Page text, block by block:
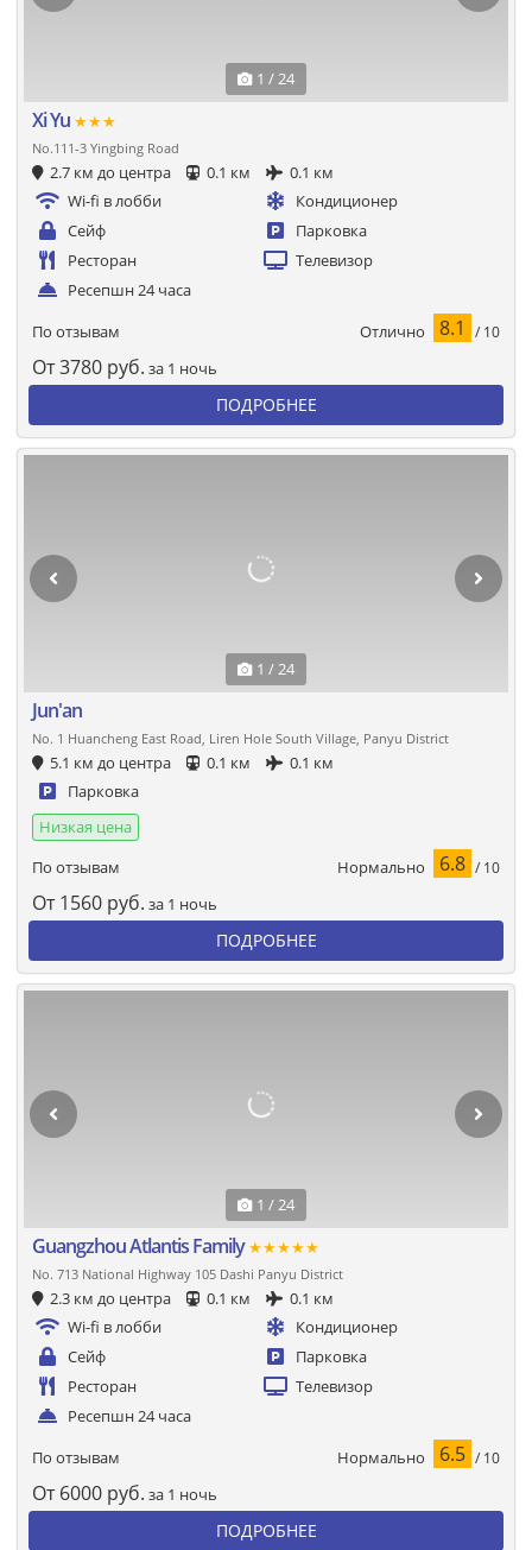
1 / 24
Xi Yu ★★★
No.111-3 Yingbing Road
2.7 км до центра 0.1 км
0.1 км
Wi-fi в лобби
Кондиционер
Сейф
Парковка
Ресторан
Телевизор
Ресепшн 24 часа
По отзывам Отлично 8.1 / 10
От3780 руб. за 1 ночь
ПОДРОБНЕЕ
1 / 24
Jun'an
No. 1 Huancheng East Road, Liren Hole South Village, Panyu District
5.1 км до центра 0.1 км
0.1 км
Парковка
Низкая цена
По отзывам
Нормально 6.8 / 10
От 1560 руб. за 1 ночь
ПОДРОБНЕЕ
1 / 24
Guangzhou Atlantis Family★★★★★
No. 713 National Highway 105 Dashi Panyu District
2.3 км до центра 0.1 км
0.1 км
Wi-fi в лобби
Кондиционер
Сейф
Парковка
Ресторан
Телевизор
Ресепшн 24 часа
По отзывам Нормально 6.5 / 10
От 6000 руб. за 1 ночь
ПОДРОБНЕЕ